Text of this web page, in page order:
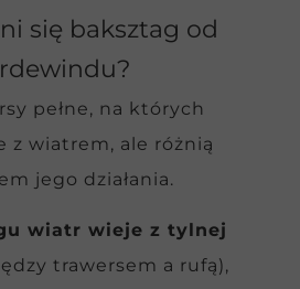
się baksztag od
pełne, na których
z wiatrem, ale różnią
jego działania.
wiatr wieje z tylnej
trawersem a rufą),